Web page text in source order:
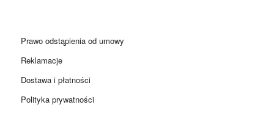
Prawo odstąpienia od umowy
Reklamacje
Dostawa i płatności
Polityka prywatności